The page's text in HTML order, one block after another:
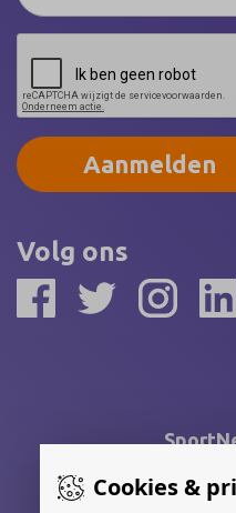
Cookies &
Aanmelden
Volg ons